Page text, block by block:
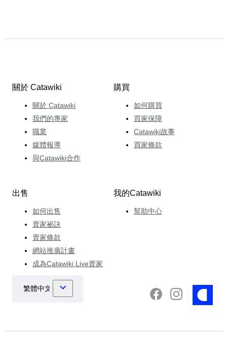
關於 Catawiki
關於 Catawiki
我們的專家
職業
媒體報導
與Catawiki合作
購買
如何購買
買家保障
Catawiki故事
買家條款
出售
如何出售
賣家祕訣
賣家條款
網站推廣計畫
成為Catawiki Live賣家
我的Catawiki
幫助中心